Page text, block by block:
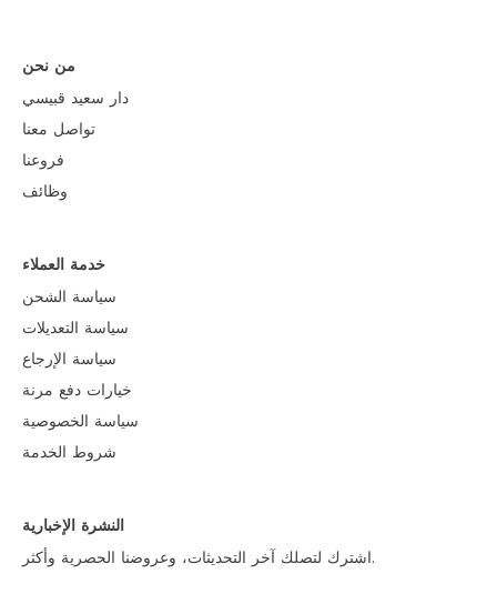
من نحن
دار سعيد قبيسي
تواصل معنا
فروعنا
وظائف
خدمة العملاء
سياسة الشحن
سياسة التعديلات
سياسة الإرجاع
خيارات دفع مرنة
سياسة الخصوصية
شروط الخدمة
النشرة الإخبارية
اشترك لتصلك آخر التحديثات، وعروضنا الحصرية وأكثر.